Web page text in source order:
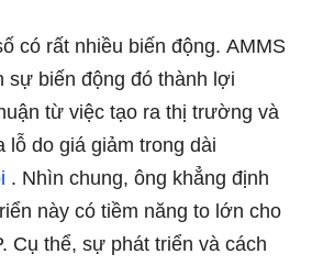
có rất nhiều biến động. AMMS
sự biến động đó thành lợi
từ việc tạo ra thị trường và
lỗ do giá giảm trong dài
. Nhìn chung, ông khẳng định
này có tiềm năng to lớn cho
Cụ thể, sự phát triển và cách